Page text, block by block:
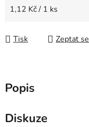
Měrná cena:
1,12 Kč / 1 ks
Tisk Zeptat se
Popis
Diskuze